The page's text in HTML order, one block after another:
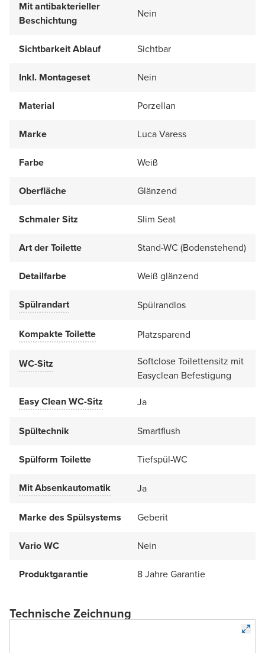
Mit antibakterieller
Beschichtung
Nein
Sichtbarkeit Ablauf Sichtbar
Inkl. Montageset Nein
Material Porzellan
Marke Luca Varess
Farbe Weiß
Oberfläche Glänzend
Schmaler Sitz Slim Seat
Art der Toilette Stand-WC (Bodenstehend)
Detailfarbe Weiß glänzend
Spülrandart Spülrandlos
Kompakte Toilette Platzsparend
WC-Sitz
Softclose Toilettensitz mit
Easyclean Befestigung
Easy Clean WC-Sitz
Ja
Spültechnik Smartflush
Spülform Toilette Tiefspül-WC
Mit Absenkautomatik Ja
Marke des Spülsystems Geberit
Vario WC Nein
Produktgarantie 8 Jahre Garantie
Technische Zeichnung